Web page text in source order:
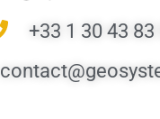
+33 1 30 43 83